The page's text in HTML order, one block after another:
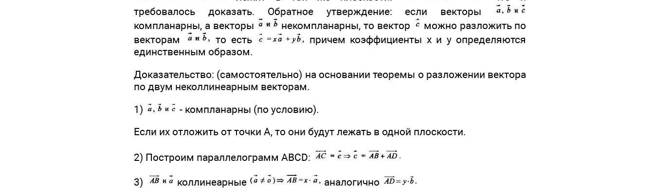
требовалось доказать. Обратное утверждение: если векторы
компланарны, а векторы
некомпланарны, то вектор
можно разложить по
векторам
то есть
причем коэффициенты х и у определяются
единственным образом.
Доказательство: (самостоятельно) на основании теоремы о разложении вектора
по двум неколлинеарным векторам.
1)
- компланарны (по условию).
Если их отложить от точки А, то они будут лежать в одной плоскости.
2) Построим параллелограмм ABCD:
3) коллинеарные
аналогично